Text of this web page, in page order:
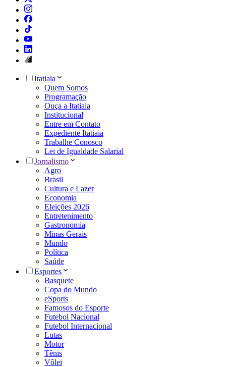
Itatiaia
Quem Somos
Programação
Ouça a Itatiaia
Institucional
Entre em Contato
Expediente Itatiaia
Trabalhe Conosco
Lei de Igualdade Salarial
Jornalismo
Agro
Brasil
Cultura e Lazer
Economia
Eleições 2026
Entretenimento
Gastronomia
Minas Gerais
Mundo
Política
Saúde
Esportes
Basquete
Copa do Mundo
eSports
Famosos do Esporte
Futebol Nacional
Futebol Internacional
Lutas
Motor
Tênis
Vôlei